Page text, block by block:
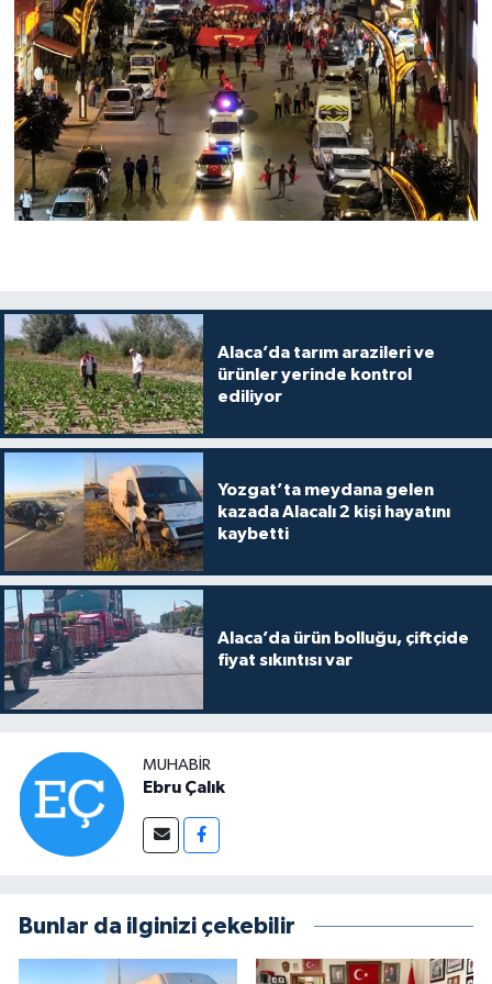
Alaca’da tarım arazileri ve
ürünler yerinde kontrol
ediliyor
Yozgat’ta meydana gelen
kazada Alacalı 2 kişi hayatını
kaybetti
Alaca’da ürün bolluğu, çiftçide
fiyat sıkıntısı var
MUHABIR
Ebru Çalık
Bunlar da ilginizi çekebilir